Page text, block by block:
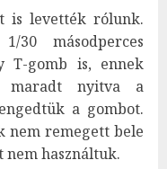
is levették rólunk.
másodperces
T-gomb is, ennek
maradt nyitva a
a gombot.
nem remegett bele
nem használtuk.